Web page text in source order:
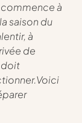
à
saison du
à
de
doit